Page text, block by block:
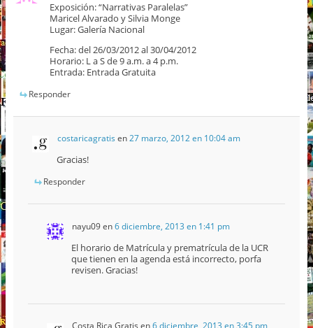
Exposición: “Narrativas Paralelas”
Maricel Alvarado y Silvia Monge
Lugar: Galería Nacional
Fecha: del 26/03/2012 al 30/04/2012
Horario: L a S de 9 a.m. a 4 p.m.
Entrada: Entrada Gratuita
Responder
costaricagratis en27 marzo, 2012 en 10:04 am
Gracias!
Responder
nayu09en6 diciembre, 2013 en 1:41 pm
El horario de Matrícula y prematrícula de la UCR
que tienen en la agenda está incorrecto, porfa
revisen. Gracias!